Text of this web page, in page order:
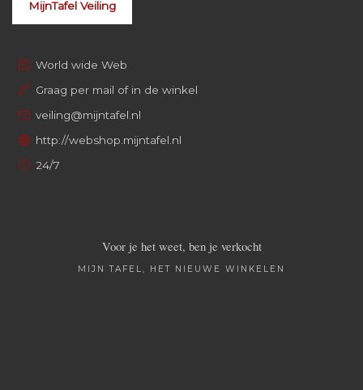
MijnTafel Veiling
World wide Web
Graag per mail of in de winkel
veiling@mijntafel.nl
http://webshop.mijntafel.nl
24/7
Voor je het weet, ben je verkocht
MIJN TAFEL, HET NIEUWE WINKELEN